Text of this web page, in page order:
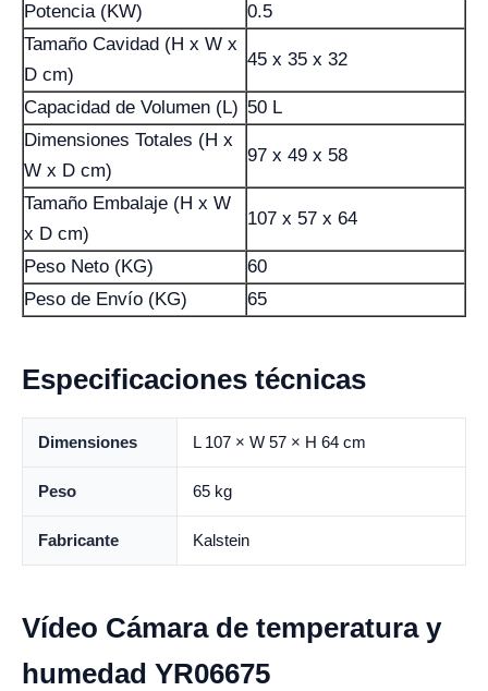
Potencia (KW)
0.5
Tamaño Cavidad (H x W x
D cm)
45 x 35 x 32
Capacidad de Volumen (L) 50 L
Dimensiones Totales (H x
W x D cm)
97 x 49 x 58
Tamaño Embalaje (H x W
x D cm)
107 x 57 x 64
Peso Neto (KG)
60
Peso de Envío (KG)
65
Especificaciones técnicas
Dimensiones L 107 × W 57 × H 64 cm
Peso 65 kg
Fabricante Kalstein
Vídeo Cámara de temperatura y
humedad YR06675